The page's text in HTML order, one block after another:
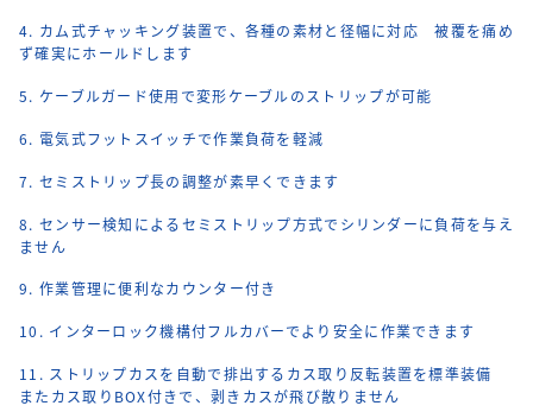
4. カム式チャッキング装置で、各種の素材と径幅に対応 被覆を痛め
ず確実にホールドします
5. ケーブルガード使用で変形ケーブルのストリップが可能
6. 電気式フットスイッチで作業負荷を軽減
7. セミストリップ長の調整が素早くできます
8. センサー検知によるセミストリップ方式でシリンダーに負荷を与え
ません
9. 作業管理に便利なカウンター付き
10. インターロック機構付フルカバーでより安全に作業できます
11. ストリップカスを自動で排出するカス取り反転装置を標準装備
またカス取りBOX付きで、剥きカスが飛び散りません